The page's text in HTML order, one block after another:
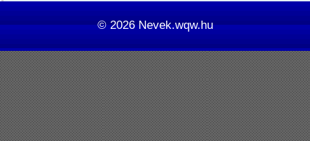
© 2026Nevek.wqw.hu